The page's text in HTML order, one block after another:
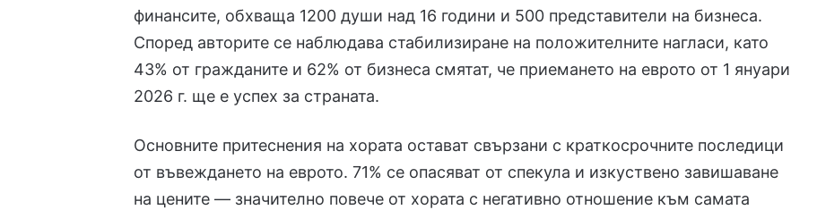
финансите, обхваща 1200 души над 16 години и 500 представители на бизнеса.
Според авторите се наблюдава стабилизиране на положителните нагласи, като
43% от гражданите и 62% от бизнеса смятат, че приемането на еврото от 1 януари
2026 г. ще е успех за страната.
Основните притеснения на хората остават свързани с краткосрочните последици
от въвеждането на еврото. 71% се опасяват от спекула и изкуствено завишаване
на цените — значително повече от хората с негативно отношение към самата